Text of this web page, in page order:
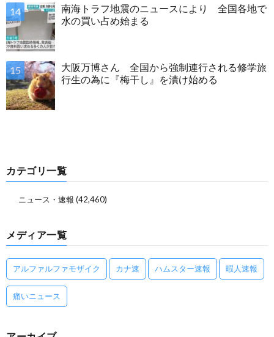
南海トラフ地震のニュースにより 全国各地で
水の買い占め始まる
大阪万博さん 全国から強制連行される修学旅
行生の為に『梅干し』を漬け始める
カテゴリ一覧
ニュース・速報 (42,460)
メディア一覧
アルファルファモザイク カナ速 ハムスター速報 暇人速報
痛いニュース